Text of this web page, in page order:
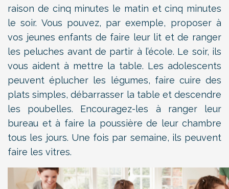
raison de cinq minutes le matin et cinq minutes
le soir. Vous pouvez, par exemple, proposer à
vos jeunes enfants de faire leur lit et de ranger
les peluches avant de partir à l’école. Le soir, ils
vous aident à mettre la table. Les adolescents
peuvent éplucher les légumes, faire cuire des
plats simples, débarrasser la table et descendre
les poubelles. Encouragez-les à ranger leur
bureau et à faire la poussière de leur chambre
tous les jours. Une fois par semaine, ils peuvent
faire les vitres.